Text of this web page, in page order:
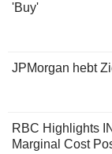
'Buy'
JPMorgan hebt
RBC Highlights
Marginal Cost